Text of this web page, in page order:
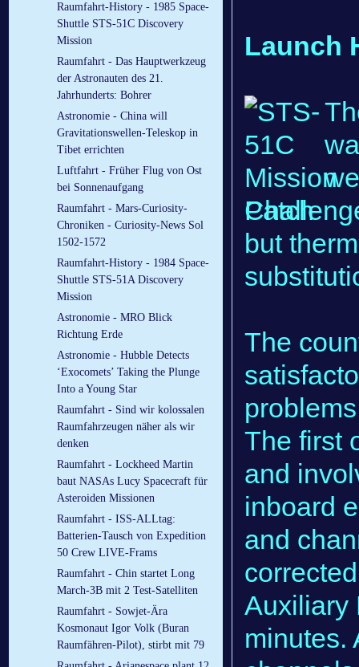
Raumfahrt-History - 1985 Space-
Shuttle STS-51C Discovery
Mission
Raumfahrt - Das Hauptwerkzeug
der Astronauten des 21.
Jahrhunderts: Bohrer
Astronomie - China will
Gravitationswellen-Teleskop in
Tibet errichten
Luftfahrt - Früher Flug von Ost
bei Sonnenaufgang
Raumfahrt - Mars-Curiosity-
Chroniken - Curiosity-News Sol
1502-1572
Raumfahrt-History - 1984 Space-
Shuttle STS-51A Discovery
Mission
Astronomie - MRO Blick
Richtung Erde
Astronomie - Hubble Detects
‘Exocomets’ Taking the Plunge
Into a Young Star
Raumfahrt - Sind wir kolossalen
Raumfahrzeugen näher als wir
denken
Raumfahrt - Lockheed Martin
baut NASAs Lucy Spacecraft für
Asteroiden Missionen
Raumfahrt - ISS-ALLtag:
Batterien-Tausch von Expedition
50 Crew LIVE-Frams
Raumfahrt - Chin startet Long
March-3B mit 2 Test-Satelliten
Raumfahrt - Sowjet-Ära
Kosmonaut Igor Volk (Buran
Raumfähren-Pilot), stirbt mit 79
Launch
but
The
The first
and
inboard
and
Auxiliary
minutes.